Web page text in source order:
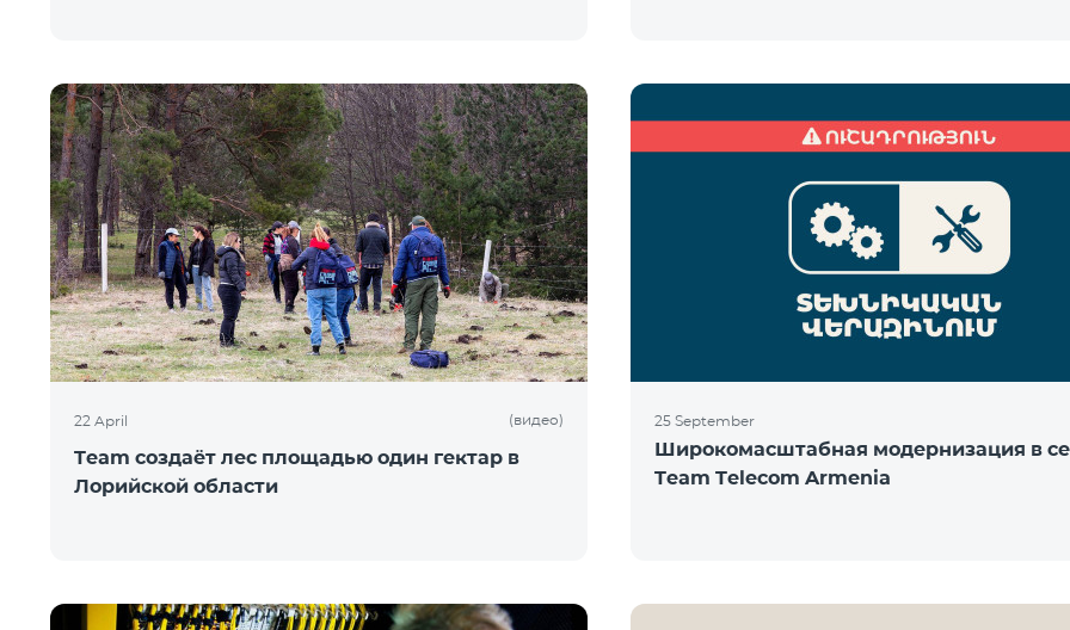
22 April (видео)
Team создаёт лес площадью один гектар в
Лорийской области
25 September
Широкомасштабная модернизация в
Team Telecom Armenia